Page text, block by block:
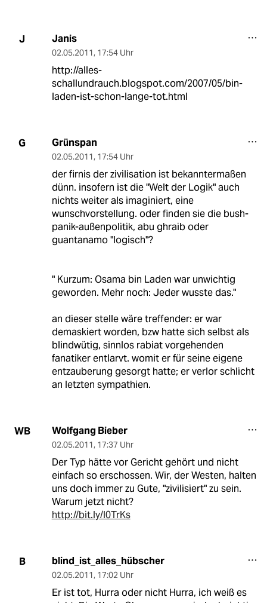
J Janis
02.05.2011, 17:54 Uhr
http://alles-
schallundrauch.blogspot.com/2007/05/bin-
laden-ist-schon-lange-tot.html
G Grünspan
02.05.2011, 17:54 Uhr
der firnis der zivilisation ist bekanntermaßen
dünn. insofern ist die "Welt der Logik" auch
nichts weiter als imaginiert, eine
wunschvorstellung. oder finden sie die bush-
panik-außenpolitik, abu ghraib oder
guantanamo "logisch"?
" Kurzum: Osama bin Laden war unwichtig
geworden. Mehr noch: Jeder wusste das."
an dieser stelle wäre treffender: er war
demaskiert worden, bzw hatte sich selbst als
blindwütig, sinnlos rabiat vorgehenden
fanatiker entlarvt. womit er für seine eigene
entzauberung gesorgt hatte; er verlor schlicht
an letzten sympathien.
WB Wolfgang Bieber
02.05.2011, 17:37 Uhr
Der Typ hätte vor Gericht gehört und nicht
einfach so erschossen. Wir, der Westen, halten
uns doch immer zu Gute, "zivilisiert" zu sein.
Warum jetzt nicht?
http://bit.ly/l0TrKs
B blind_ist_alles_hübscher
02.05.2011, 17:02 Uhr
Er ist tot, Hurra oder nicht Hurra, ich weiß es